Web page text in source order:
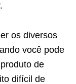
os diversos
você pode
de
difícil de